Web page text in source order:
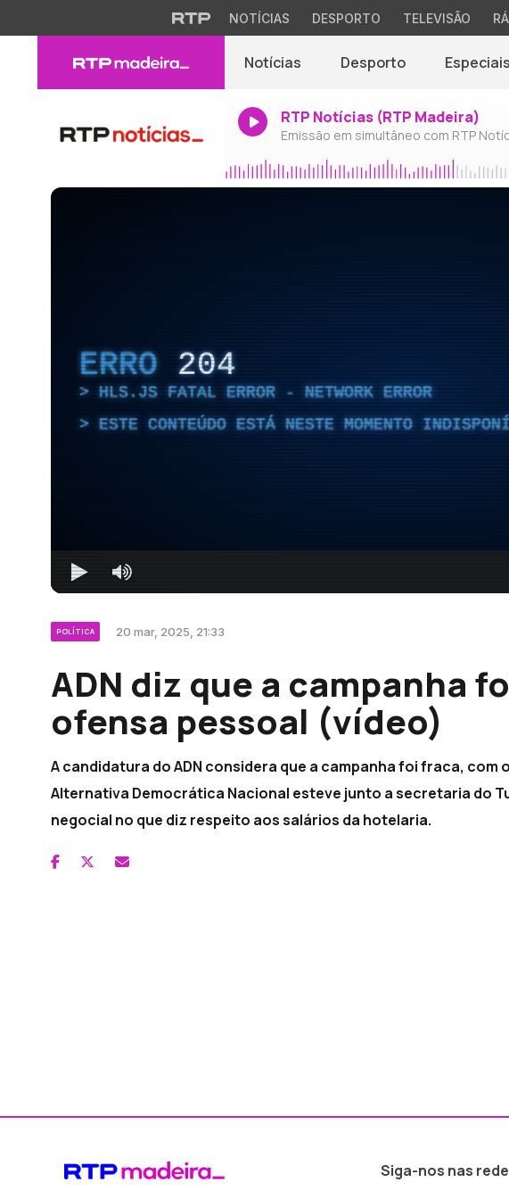
NOTÍCIAS DESPORTO TELEVISÃO
Notícias Desporto Especiais
RTP Notícias (RTP Madeira)
Emissão em simultâneo com RTP
ERRO 204
HLS.JS FATAL ERROR - NETWORK ERROR
ESTE CONTEÚDO ESTÁ NESTE MOMENTO
POLÍTICA 20 mar, 2025, 21:33
ADN diz que a campanha
ofensa pessoal (vídeo)
A candidatura do ADN considera que a campanha foi fraca, com
Alternativa Democrática Nacional esteve junto a secretaria do
negocial no que diz respeito aos salários da hotelaria.
Siga-nos nas